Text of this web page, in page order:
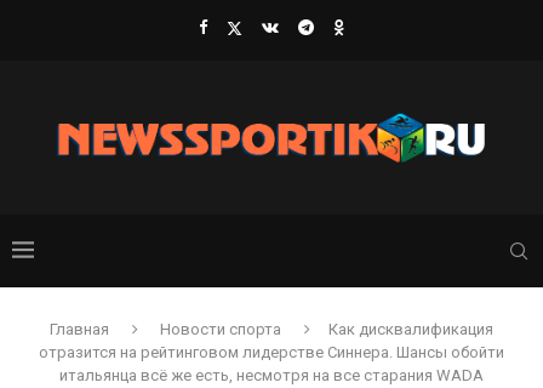
Главная Новости спорта
Как дисквалификация
отразится на рейтинговом лидерстве Синнера. Шансы обойти
итальянца всё же есть, несмотря на все старания WADA